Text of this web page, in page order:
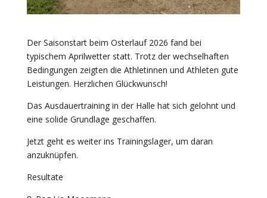
Der Saisonstart beim Osterlauf 2026 fand bei
typischem Aprilwetter statt. Trotz der wechselhaften
Bedingungen zeigten die Athletinnen und Athleten gute
Leistungen. Herzlichen Glückwunsch!
Das Ausdauertraining in der Halle hat sich gelohnt und
eine solide Grundlage geschaffen.
Jetzt geht es weiter ins Trainingslager, um daran
anzuknüpfen.
Resultate